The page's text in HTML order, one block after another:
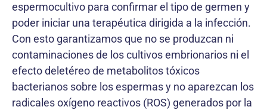
espermocultivo para confirmar el tipo de germen y
poder iniciar una terapéutica dirigida a la infección.
Con esto garantizamos que no se produzcan ni
contaminaciones de los cultivos embrionarios ni el
efecto deletéreo de metabolitos tóxicos
bacterianos sobre los espermas y no aparezcan los
radicales oxígeno reactivos (ROS) generados por la